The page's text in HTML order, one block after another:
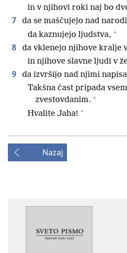
in v njihovi roki naj bo
7 da se maščujejo nad
da kaznujejo ljudstva, +
8 da vklenejo njihove kralje
in njihove slavne ljudi v
9 da izvršijo nad njimi
Takšna čast pripada
zvestovdanim. +
Hvalite Jaha! +
Nazaj